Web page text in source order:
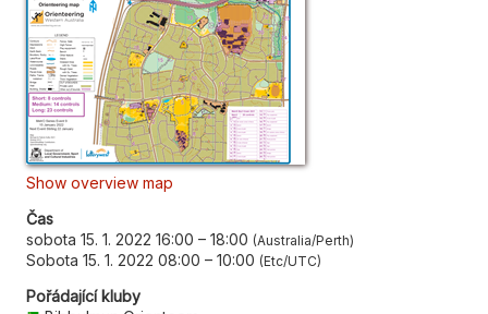
Show overview map
Čas
sobota 15. 1. 2022 16:00 – 18:00 Australia/Perth
Sobota 15. 1. 2022 08:00 – 10:00 Etc/UTC
Pořádající kluby